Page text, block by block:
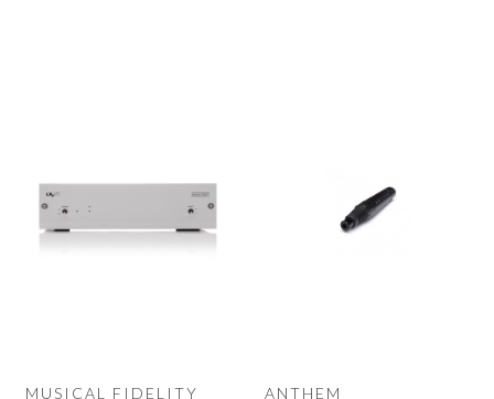
MUSICAL FIDELITY ANTHEM